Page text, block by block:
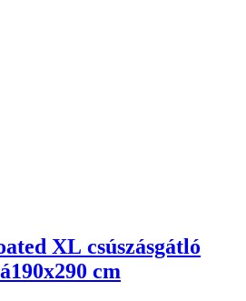
XL csúszásgátló
190x290 cm